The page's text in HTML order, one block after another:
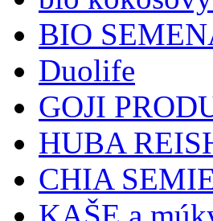
BIO
Duolife
GOJI
HUBA
CHIA